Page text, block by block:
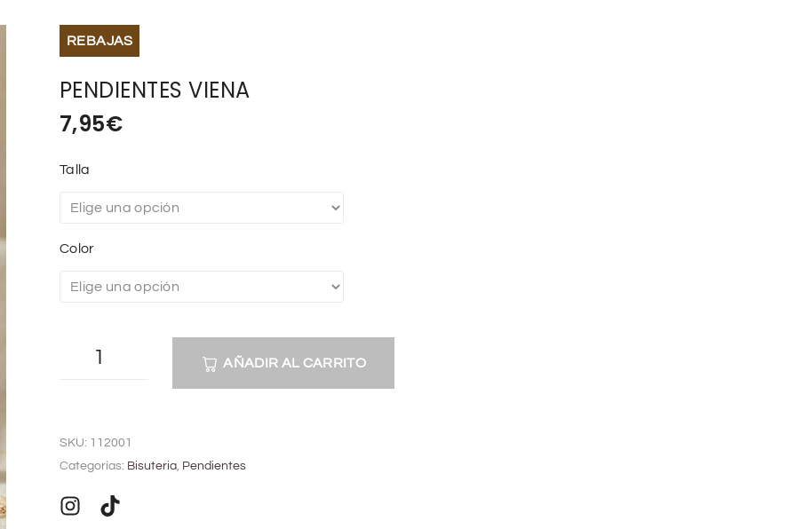
REBAJAS
PENDIENTES VIENA
7,95€
Talla
Color
AÑADIR AL CARRITO
t
r
SKU: 112001
Categorías: Bisuteria, Pendientes